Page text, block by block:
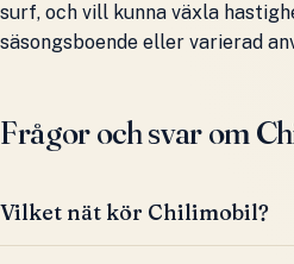
surf, och vill kunna växla
säsongsboende eller varierad
Frågor och svar om
Vilket nät kör Chilimobil?